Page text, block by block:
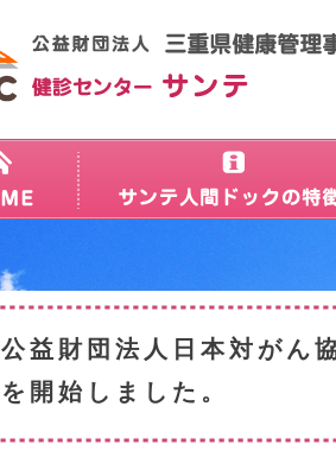
公益財団法人日本対がん
を開始しました。